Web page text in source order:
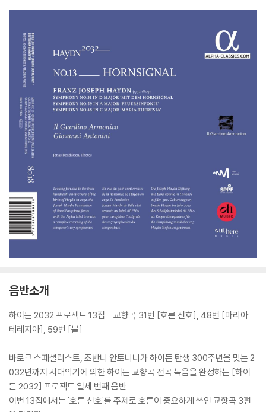
음반소개
하이든 2032 프로젝트 13집 - 교향곡 31번 [호른 신호], 48번 [마리아
테레지아], 59번 [불]
바로크 스페셜리스트, 조반니 안토니니가 하이든 탄생 300주년을 맞는 2
032년까지 시대악기에 의한 하이든 교향곡 전곡 녹음을 완성하는 [하이
든 2032] 프로젝트 열세 번째 음반.
이번 13집에서는 '호른 신호'를 주제로 호른이 중요하게 쓰인 교향곡 3편